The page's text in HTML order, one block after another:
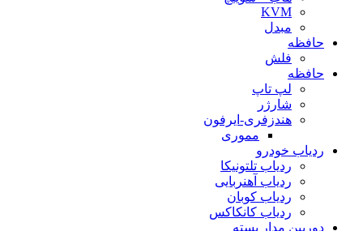
KVM
مبدل
حافظه
فلش
حافظه
لپ تاپ
شارژر
هندزفری-ایرفون
مموری
ردیاب خودرو
ردیاب تلتونیکا
ردیاب آهنربایی
ردیاب کوبان
ردیاب کانکاکس
دوربین مدار بسته